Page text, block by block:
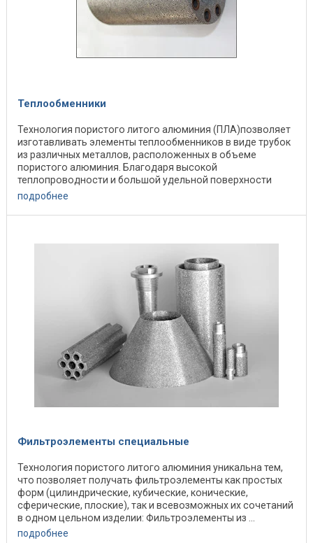
Теплообменники
Технология пористого литого алюминия (ПЛА)позволяет
изготавливать элементы теплообменников в виде трубок
из различных металлов, расположенных в объеме
пористого алюминия. Благодаря высокой
теплопроводности и большой удельной поверхности
пористого ...
подробнее
Фильтроэлементы специальные
Технология пористого литого алюминия уникальна тем,
что позволяет получать фильтроэлементы как простых
форм (цилиндрические, кубические, конические,
сферические, плоские), так и всевозможных их сочетаний
в одном цельном изделии: Фильтроэлементы из ...
подробнее